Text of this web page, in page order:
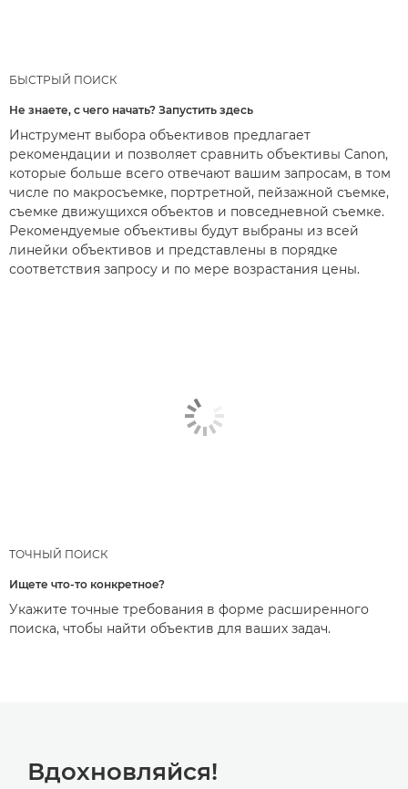
БЫСТРЫЙ ПОИСК
Не знаете, с чего начать? Запустить здесь
Инструмент выбора объективов предлагает
рекомендации и позволяет сравнить объективы Canon,
которые больше всего отвечают вашим запросам, в том
числе по макросъемке, портретной, пейзажной съемке,
съемке движущихся объектов и повседневной съемке.
Рекомендуемые объективы будут выбраны из всей
линейки объективов и представлены в порядке
соответствия запросу и по мере возрастания цены.
ТОЧНЫЙ ПОИСК
Ищете что-то конкретное?
Укажите точные требования в форме расширенного
поиска, чтобы найти объектив для ваших задач.
Вдохновляйся!